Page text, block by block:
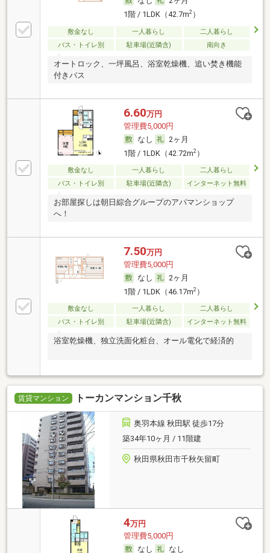
1階 / 1LDK（42.7m2）
敷金なし 一人暮らし
二人暮らし
バス・トイレ別
駐車場(近隣含) 南向き
オートロック、一坪風呂、浴室乾燥機、追い焚き機能
付きバス
6.60万円
管理費5,000円
なし
2ヶ月
1階 / 1LDK（42.72m2）
敷金なし 一人暮らし
二人暮らし
バス・トイレ別
駐車場(近隣含) インターネット無料
お部屋探しは朝日綜合グループのアパマンショップ
へ！
7.50万円
管理費5,000円
なし
2ヶ月
1階 / 1LDK（46.17m2）
敷金なし 一人暮らし
二人暮らし
バス・トイレ別
駐車場(近隣含) インターネット無料
浴室乾燥機、独立洗面化粧台、オール電化で経済的
賃貸マンション トーカンマンション千秋
奥羽本線 秋田駅 徒歩17分
築34年10ヶ月 / 11階建
秋田県秋田市千秋矢留町
4万円
管理費5,000円
なし
なし